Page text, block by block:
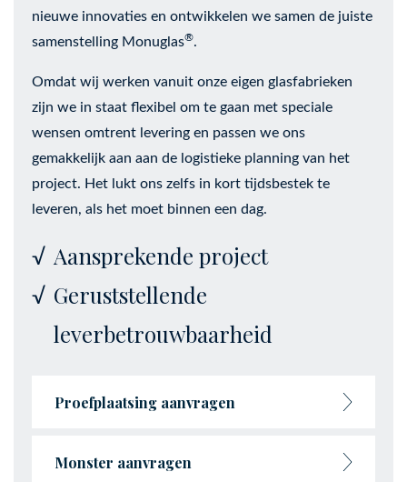
nieuwe innovaties en ontwikkelen we samen de juiste
samenstelling Monuglas®.
Omdat wij werken vanuit onze eigen glasfabrieken
zijn we in staat flexibel om te gaan met speciale
wensen omtrent levering en passen we ons
gemakkelijk aan aan de logistieke planning van het
project. Het lukt ons zelfs in kort tijdsbestek te
leveren, als het moet binnen een dag.
Aansprekende project
Geruststellende
leverbetrouwbaarheid
Proefplaatsing aanvragen
Monster aanvragen